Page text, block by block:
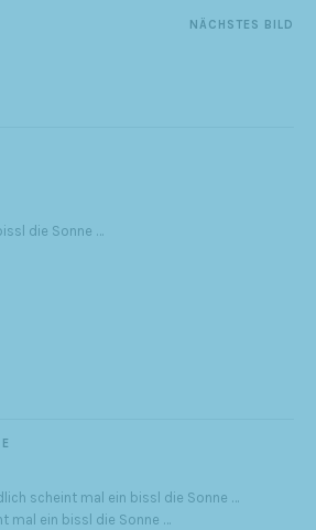
NÄCHSTES BILD
die Sonne …
scheint mal ein bissl die Sonne …
mal ein bissl die Sonne …